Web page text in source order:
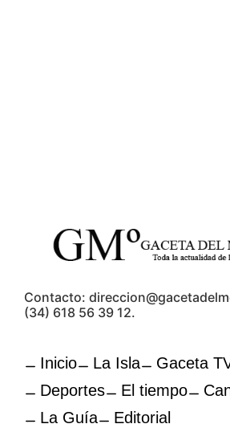
Contacto:
(34) 618 56 39 12.
Inicio La Isla Gaceta
Deportes
El tiempo
La Guía
Editorial